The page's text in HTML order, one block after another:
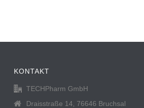
KONTAKT
TECHPharm GmbH
Draisstraße 14, 76646 Bruchsal